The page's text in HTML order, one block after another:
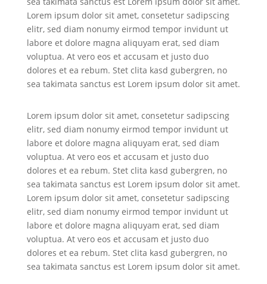
Lorem ipsum dolor sit amet, consetetur sadipscing
elitr, sed diam nonumy eirmod tempor invidunt ut
labore et dolore magna aliquyam erat, sed diam
voluptua. At vero eos et accusam et justo duo
dolores et ea rebum. Stet clita kasd gubergren, no
sea takimata sanctus est Lorem ipsum dolor sit amet.
Lorem ipsum dolor sit amet, consetetur sadipscing
elitr, sed diam nonumy eirmod tempor invidunt ut
labore et dolore magna aliquyam erat, sed diam
voluptua. At vero eos et accusam et justo duo
dolores et ea rebum. Stet clita kasd gubergren, no
sea takimata sanctus est Lorem ipsum dolor sit amet.
Lorem ipsum dolor sit amet, consetetur sadipscing
elitr, sed diam nonumy eirmod tempor invidunt ut
labore et dolore magna aliquyam erat, sed diam
voluptua. At vero eos et accusam et justo duo
dolores et ea rebum. Stet clita kasd gubergren, no
sea takimata sanctus est Lorem ipsum dolor sit amet.